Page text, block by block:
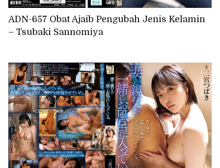
ADN-657 Obat Ajaib Pengubah Jenis Kelamin
– Tsubaki Sannomiya